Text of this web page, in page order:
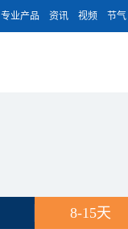
专业产品 资讯 视频 节气
8-15天